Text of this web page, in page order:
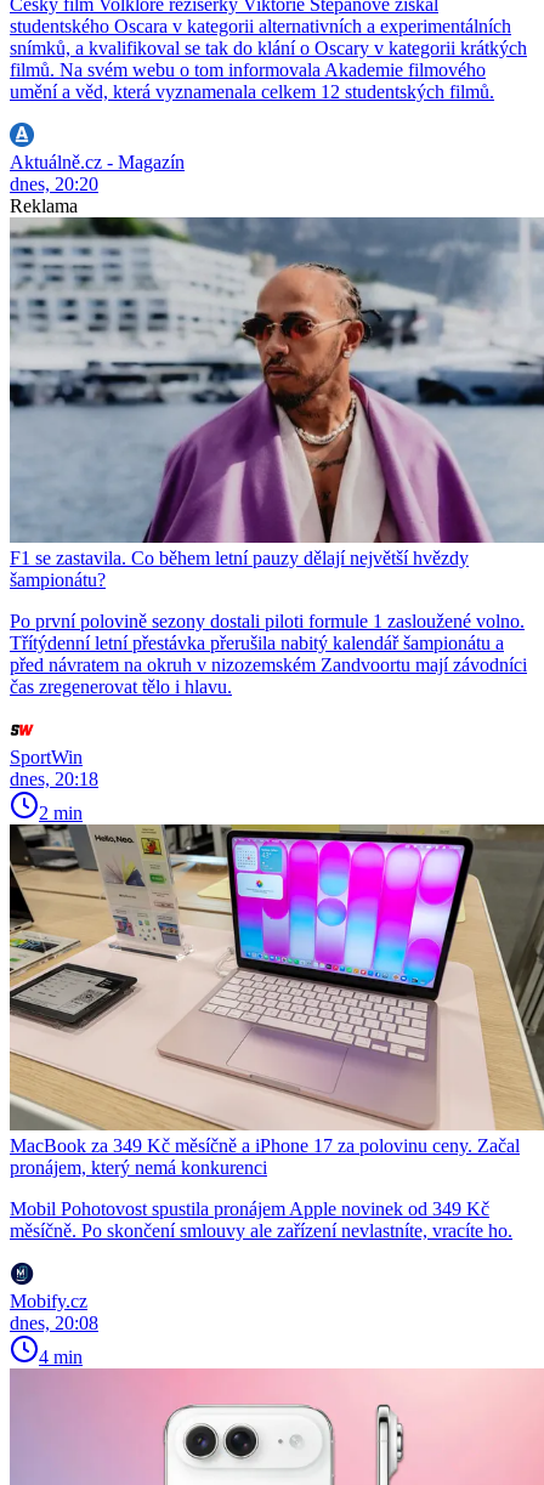
studentského Oscara v kategorii alternativních a experimentálních
snímků, a kvalifikoval se tak do klání o Oscary v kategorii krátkých
filmů. Na svém webu o tom informovala Akademie filmového
umění a věd, která vyznamenala celkem 12 studentských filmů.
Aktuálně.cz - Magazín
dnes, 20:20
Reklama
F1 se zastavila. Co během letní pauzy dělají největší hvězdy
šampionátu?
Po první polovině sezony dostali piloti formule 1 zasloužené volno.
Třítýdenní letní přestávka přerušila nabitý kalendář šampionátu a
před návratem na okruh v nizozemském Zandvoortu mají závodníci
čas zregenerovat tělo i hlavu.
SportWin
dnes, 20:18
2 min
MacBook za 349 Kč měsíčně a iPhone 17 za polovinu ceny. Začal
pronájem, který nemá konkurenci
Mobil Pohotovost spustila pronájem Apple novinek od 349 Kč
měsíčně. Po skončení smlouvy ale zařízení nevlastníte, vracíte ho.
Mobify.cz
dnes, 20:08
4 min